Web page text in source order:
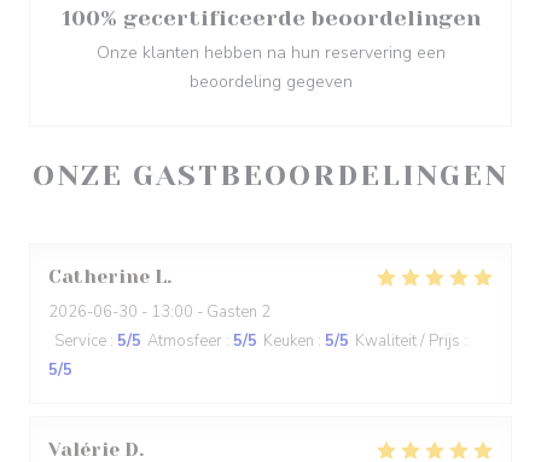
ONZE GASTBEOORDELINGEN
Catherine L
2026-06-30 - 13:00 - Gasten 2
Service : 5/5 Atmosfeer : 5/5 Keuken : 5/5 Kwaliteit / Prijs :
5/5
Valérie D
100% gecertificeerde beoordelingen
Onze klanten hebben na hun reservering een
beoordeling gegeven